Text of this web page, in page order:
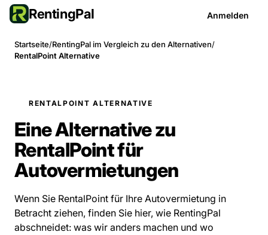
RentingPal Anmelden
Startseite/RentingPal im Vergleich zu den Alternativen/
RentalPoint Alternative
RENTALPOINT ALTERNATIVE
Eine Alternative zu
RentalPoint für
Autovermietungen
Wenn Sie RentalPoint für Ihre Autovermietung in
Betracht ziehen, finden Sie hier, wie RentingPal
abschneidet: was wir anders machen und wo